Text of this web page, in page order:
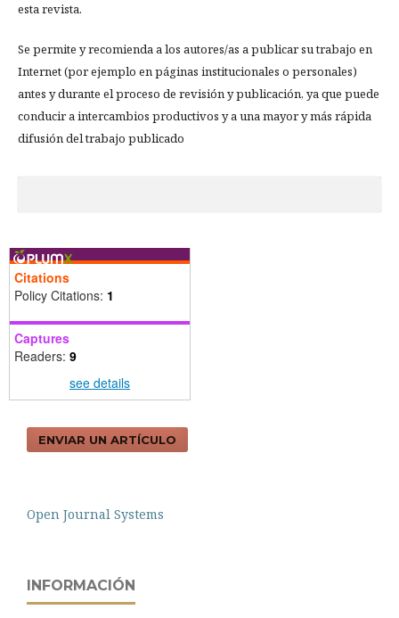
esta revista.
Se permite y recomienda a los autores/as a publicar su trabajo en
Internet (por ejemplo en páginas institucionales o personales)
antes y durante el proceso de revisión y publicación, ya que puede
conducir a intercambios productivos y a una mayor y más rápida
difusión del trabajo publicado
Citations
Policy Citations: 1
Captures
Readers: 9
see details
ENVIAR UN ARTÍCULO
Open Journal Systems
INFORMACIÓN